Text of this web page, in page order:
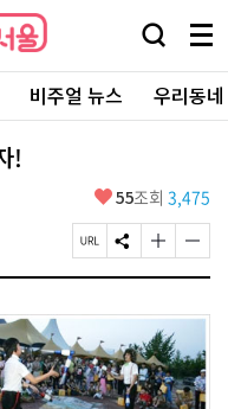
검
창
열
기
메
뉴
전
체
보
비주얼 뉴스 우리동
!
좋
요
55조회 3,475
페
이
U
L
복
사
S
N
공
하
기
글
자
기
크
게
변
경
글
자
기
게
변
경